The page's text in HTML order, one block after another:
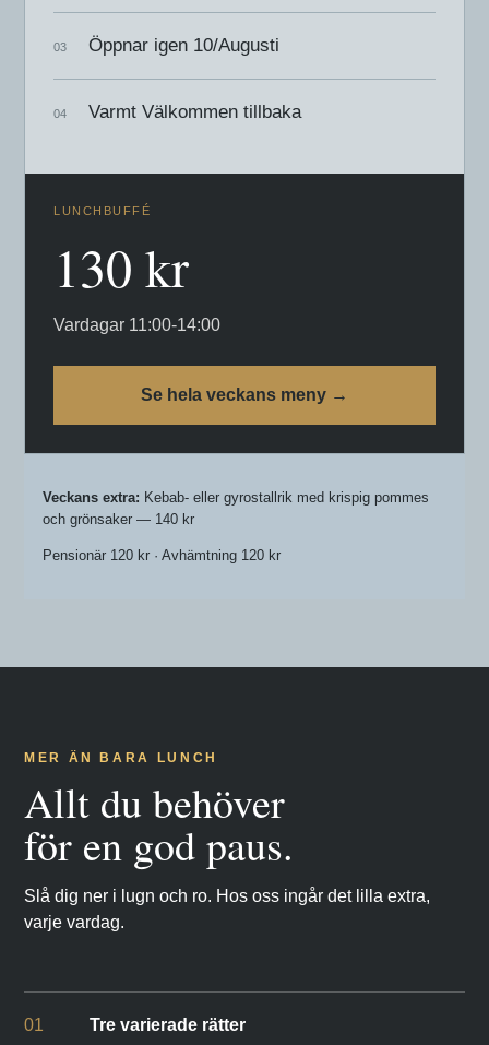
Öppnar igen 10/Augusti
Varmt Välkommen tillbaka
LUNCHBUFFÉ
130 kr
Vardagar 11:00-14:00
Se hela veckans meny →
Veckans extra: Kebab- eller gyrostallrik med krispig pommes
och grönsaker — 140 kr
Pensionär 120 kr · Avhämtning 120 kr
MER ÄN BARA LUNCH
Allt du behöver
för en god paus.
Slå dig ner i lugn och ro. Hos oss ingår det lilla extra,
varje vardag.
01 Tre varierade rätter